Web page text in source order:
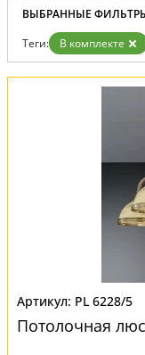
ВЫБРАННЫЕ
Теги: В комплекте
Вид:
Люстры
PL 6228/5
Потолочная